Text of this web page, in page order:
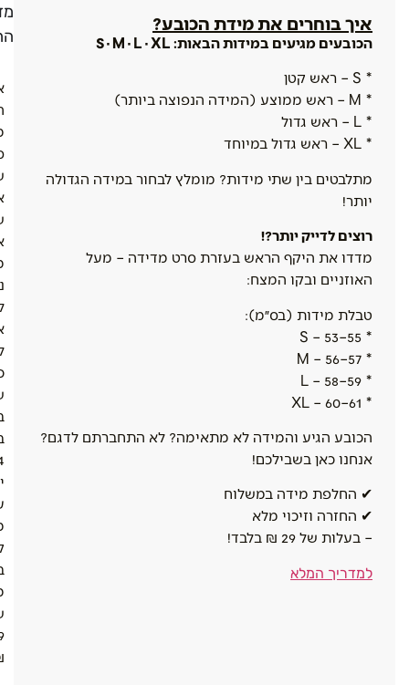
איך בוחרים את מידת הכובע?
הכובעים מגיעים במידות הבאות: S · M · L · XL
* S – ראש קטן
* M – ראש ממוצע (המידה הנפוצה ביותר)
* L – ראש גדול
* XL – ראש גדול במיוחד
מתלבטים בין שתי מידות? מומלץ לבחור במידה הגדולה
יותר!
רוצים לדייק יותר?!
מדדו את היקף הראש בעזרת סרט מדידה – מעל
האוזניים ובקו המצח:
טבלת מידות (בס״מ):
* S – 53–55
* M – 56–57
* L – 58–59
* XL – 60–61
הכובע הגיע והמידה לא מתאימה? לא התחברתם לדגם?
אנחנו כאן בשבילכם!
✔ החלפת מידה במשלוח
✔ החזרה וזיכוי מלא
– בעלות של 29 ₪ בלבד!
למדריך המלא